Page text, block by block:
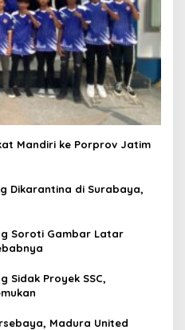
Mandiri ke Porprov Jatim
Dikarantina di Surabaya,
Soroti Gambar Latar
Sidak Proyek SSC,
Madura United